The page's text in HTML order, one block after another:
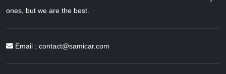
ones, but we are the best.
Email : contact@samicar.com